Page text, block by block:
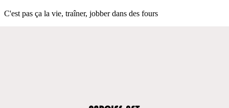
C'est pas ça la vie, traîner, jobber dans des fours